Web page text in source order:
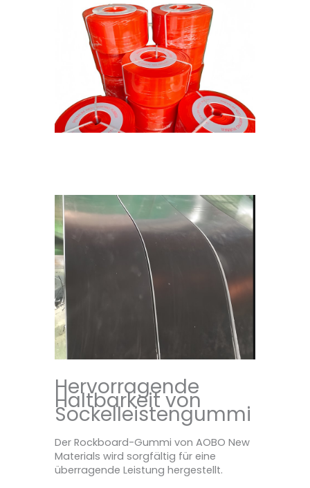
Hervorragende
Haltbarkeit von
Sockelleistengummi
Der Rockboard-Gummi von AOBO New
Materials wird sorgfältig für eine
überragende Leistung hergestellt.